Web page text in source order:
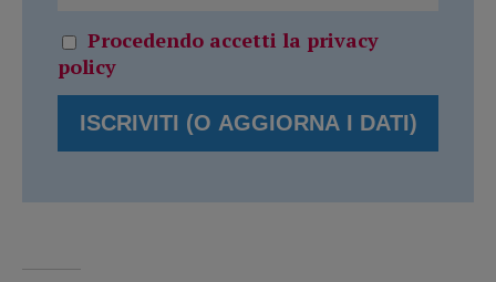
Procedendo accetti la privacy
policy